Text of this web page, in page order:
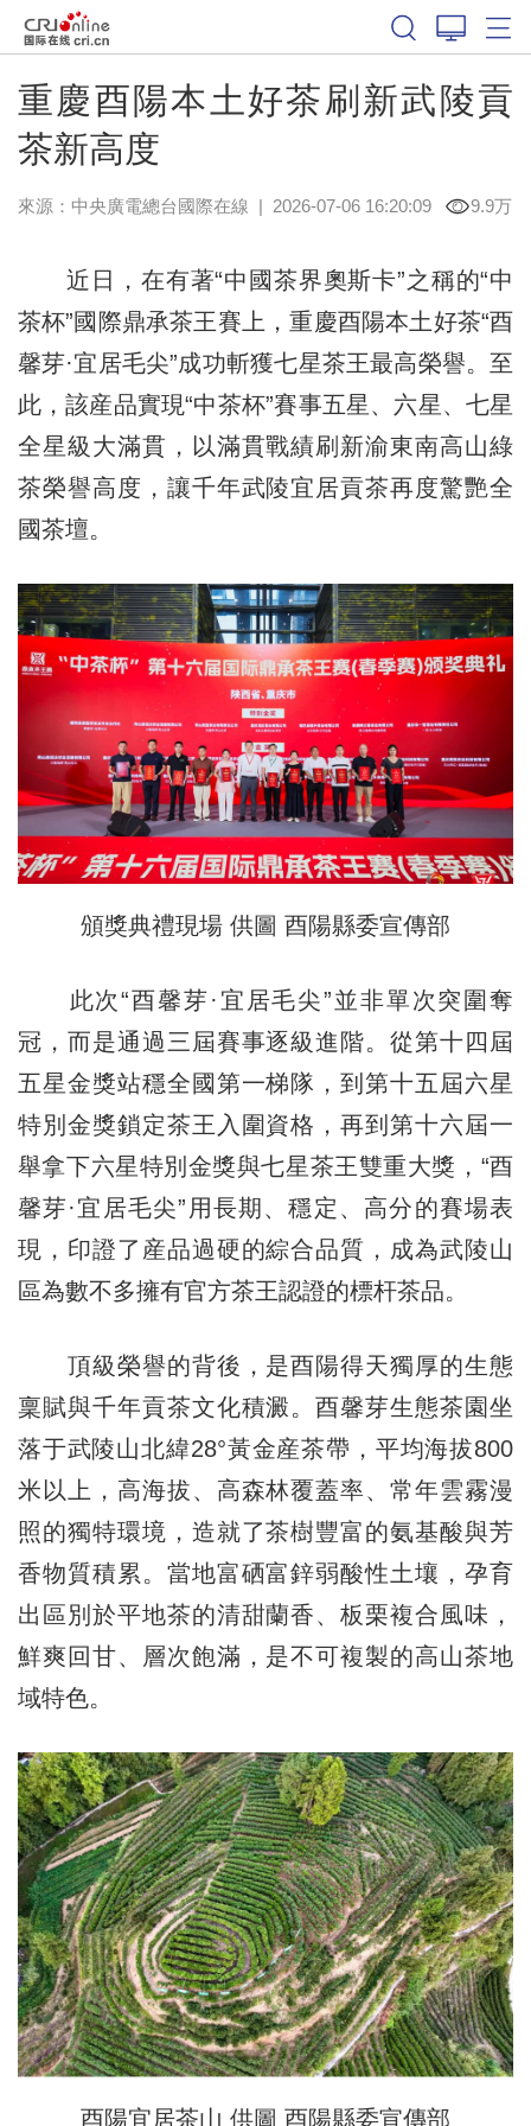
重慶酉陽本土好茶刷新武陵貢
茶新高度
來源：中央廣電總台國際在線 | 2026-07-06 16:20:09 9.9万
近日，在有著“中國茶界奧斯卡”之稱的“中
茶杯”國際鼎承茶王賽上，重慶酉陽本土好茶“酉
馨芽·宜居毛尖”成功斬獲七星茶王最高榮譽。至
此，該産品實現“中茶杯”賽事五星、六星、七星
全星級大滿貫，以滿貫戰績刷新渝東南高山綠
茶榮譽高度，讓千年武陵宜居貢茶再度驚艷全
國茶壇。
頒獎典禮現場 供圖 酉陽縣委宣傳部
此次“酉馨芽·宜居毛尖”並非單次突圍奪
冠，而是通過三屆賽事逐級進階。從第十四屆
五星金獎站穩全國第一梯隊，到第十五屆六星
特別金獎鎖定茶王入圍資格，再到第十六屆一
舉拿下六星特別金獎與七星茶王雙重大獎，“酉
馨芽·宜居毛尖”用長期、穩定、高分的賽場表
現，印證了産品過硬的綜合品質，成為武陵山
區為數不多擁有官方茶王認證的標杆茶品。
頂級榮譽的背後，是酉陽得天獨厚的生態
稟賦與千年貢茶文化積澱。酉馨芽生態茶園坐
落于武陵山北緯28°黃金産茶帶，平均海拔800
米以上，高海拔、高森林覆蓋率、常年雲霧漫
照的獨特環境，造就了茶樹豐富的氨基酸與芳
香物質積累。當地富硒富鋅弱酸性土壤，孕育
出區別於平地茶的清甜蘭香、板栗複合風味，
鮮爽回甘、層次飽滿，是不可複製的高山茶地
域特色。
酉陽宜居茶山 供圖 酉陽縣委宣傳部